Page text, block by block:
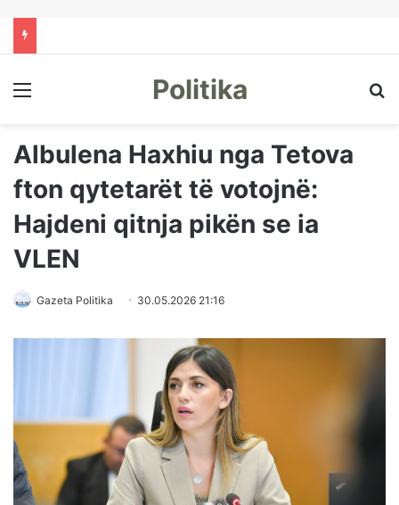
Menu Politika
Albulena Haxhiu nga Tetova
fton qytetarët të votojnë:
Hajdeni qitnja pikën se ia
VLEN
Gazeta Politika 30.05.2026 21:16